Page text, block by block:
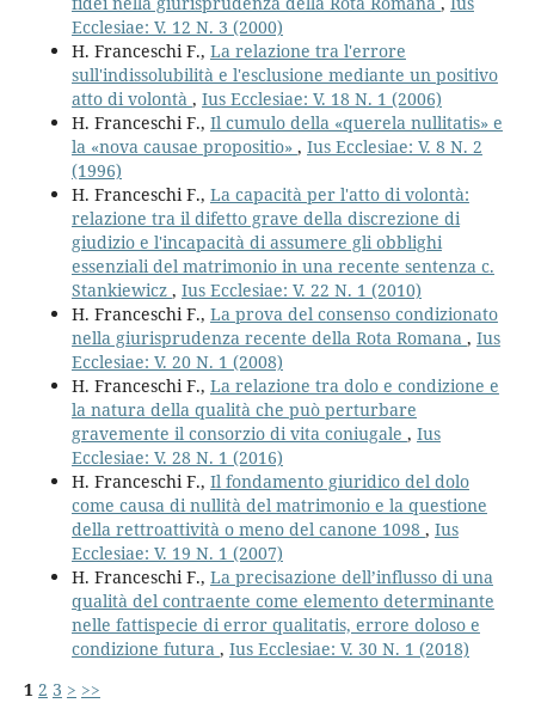
Ecclesiae: V. 12 N. 3 (2000)
H. Franceschi F., La relazione tra l'errore
sull'indissolubilità e l'esclusione mediante un positivo
atto di volontà , Ius Ecclesiae: V. 18 N. 1 (2006)
H. Franceschi F., Il cumulo della «querela nullitatis» e
la «nova causae propositio» , Ius Ecclesiae: V. 8 N. 2
(1996)
H. Franceschi F., La capacità per l'atto di volontà:
relazione tra il difetto grave della discrezione di
giudizio e l'incapacità di assumere gli obblighi
essenziali del matrimonio in una recente sentenza c.
Stankiewicz , Ius Ecclesiae: V. 22 N. 1 (2010)
H. Franceschi F., La prova del consenso condizionato
nella giurisprudenza recente della Rota Romana , Ius
Ecclesiae: V. 20 N. 1 (2008)
H. Franceschi F., La relazione tra dolo e condizione e
la natura della qualità che può perturbare
gravemente il consorzio di vita coniugale , Ius
Ecclesiae: V. 28 N. 1 (2016)
H. Franceschi F., Il fondamento giuridico del dolo
come causa di nullità del matrimonio e la questione
della rettroattività o meno del canone 1098 , Ius
Ecclesiae: V. 19 N. 1 (2007)
H. Franceschi F., La precisazione dell’influsso di una
qualità del contraente come elemento determinante
nelle fattispecie di error qualitatis, errore doloso e
condizione futura , Ius Ecclesiae: V. 30 N. 1 (2018)
1 2 3 > >>